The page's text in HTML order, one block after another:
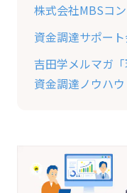
株式会社MBSコ
資金調達サポート
吉田学メルマガ
資金調達ノウハウ